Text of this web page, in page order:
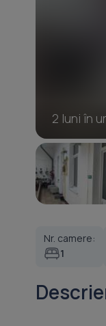
2 luni în
Nr. camere:
1